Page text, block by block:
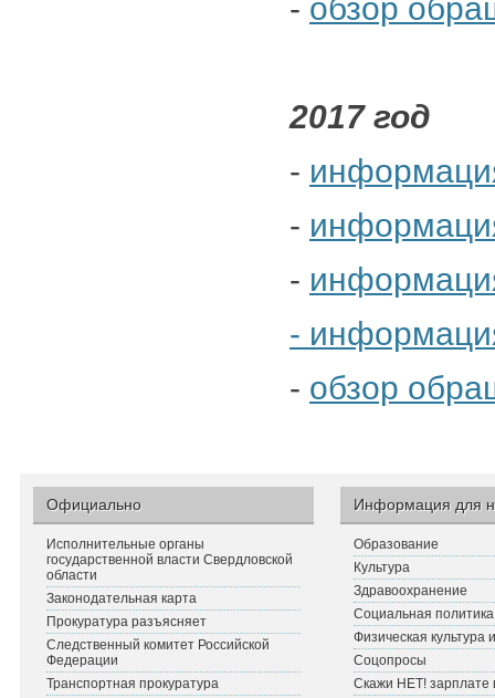
- обзор
2017 год
-
-
-
-
- обзор
Официально
Исполнительные органы
государственной власти Свердловской
области
Законодательная карта
Прокуратура разъясняет
Следственный комитет Российской
Федерации
Транспортная прокуратура
Информация для
Образование
Культура
Здравоохранение
Социальная политика
Физическая культура
Соцопросы
Скажи НЕТ! зарплате